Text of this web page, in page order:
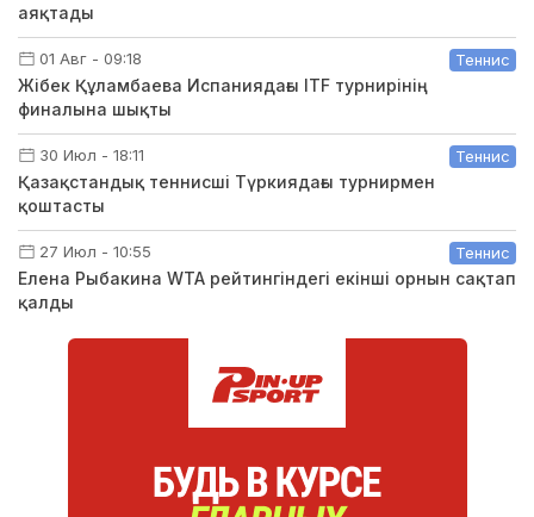
аяқтады
01 Авг - 09:18 Теннис
Жібек Құламбаева Испаниядағы ITF турнирінің
финалына шықты
30 Июл - 18:11 Теннис
Қазақстандық теннисші Түркиядағы турнирмен
қоштасты
27 Июл - 10:55 Теннис
Елена Рыбакина WTA рейтингіндегі екінші орнын сақтап
қалды